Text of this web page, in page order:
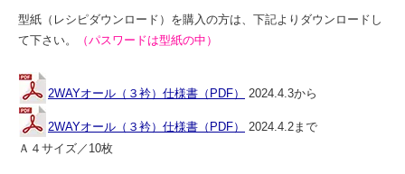
型紙（レシピダウンロード）を購入の方は、下記よりダウンロードし
て下さい。
（パスワードは型紙の中）
2WAYオール（３衿）仕様書（PDF） 2024.4.3から
2WAYオール（３衿）仕様書（PDF）
2024.4.2まで
Ａ４サイズ／10枚